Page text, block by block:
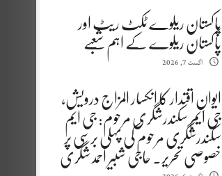
پاکستان ریلوے ٹکٹ ریٹ اور
پاکستان ریلوے کے اہم شعبے
اگست 7, 2026
ایوانِ اقتدار کا انکسار المزاج درویش،
جی ایم سکندرشگری مرحوم: جی ایم
سکندرشگری مرحوم کی پہلی برسی پر
خصوصی تحریر. حاجی شبیر احمد شگری